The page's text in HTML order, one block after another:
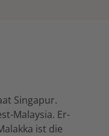
Singapur.
Malaysia. Er-
ist die